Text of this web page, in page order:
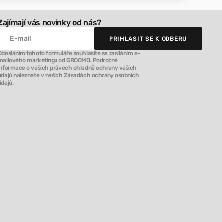
vás novinky od nás?
E-mail
PŘIHLÁSIT SE K ODBĚRU
PŘIHLÁSIT SE K ODBĚRU
tohoto formuláře souhlasíte se zasíláním e-
marketingu od GROOMO. Podrobné
o vašich právech ohledně ochrany vašich
naleznete v našich Zásadách ochrany osobních